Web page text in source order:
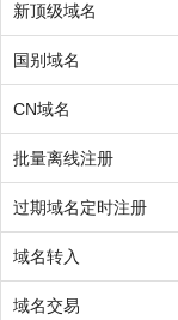
.protection
.security
.theatre
.hair
.quest
.tickets
.com.hk
新顶级域名
国别域名
CN域名
批量离线注册
过期域名定时注册
域名转入
域名交易